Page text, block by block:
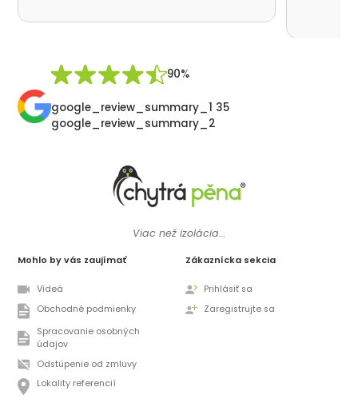
90%
google_review_summary_1 35
google_review_summary_2
Viac než izolácia...
Mohlo by vás zaujímať
Videá
Obchodné podmienky
Spracovanie osobných
údajov
Odstúpenie od zmluvy
Lokality referencií
Zákaznícka sekcia
Prihlásiť sa
Zaregistrujte sa